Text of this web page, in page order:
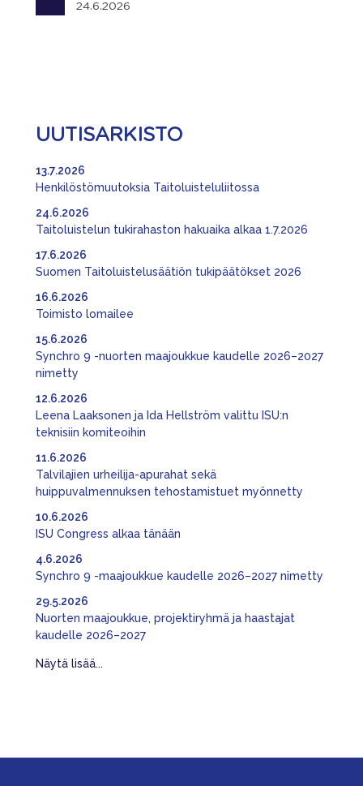
24.6.2026
UUTISARKISTO
Henkilöstömuutoksia Taitoluisteluliitossa
13.7.2026
Taitoluistelun tukirahaston hakuaika alkaa 1.7.2026
24.6.2026
Suomen Taitoluistelusäätiön tukipäätökset 2026
17.6.2026
Toimisto lomailee
16.6.2026
Synchro 9 -nuorten maajoukkue kaudelle 2026–2027
nimetty
15.6.2026
Leena Laaksonen ja Ida Hellström valittu ISU:n
teknisiin komiteoihin
12.6.2026
Talvilajien urheilija-apurahat sekä
huippuvalmennuksen tehostamistuet myönnetty
11.6.2026
ISU Congress alkaa tänään
10.6.2026
Synchro 9 -maajoukkue kaudelle 2026–2027 nimetty
4.6.2026
Nuorten maajoukkue, projektiryhmä ja haastajat
kaudelle 2026–2027
29.5.2026
Näytä lisää...